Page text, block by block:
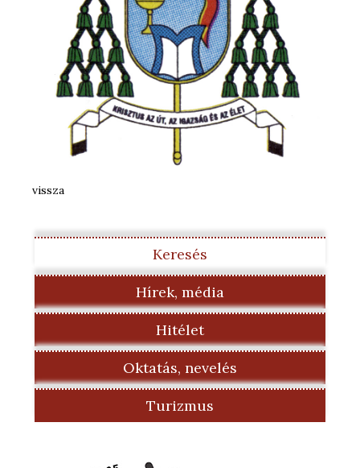
vissza
Keresés
Hírek, média
Hitélet
Oktatás, nevelés
Turizmus